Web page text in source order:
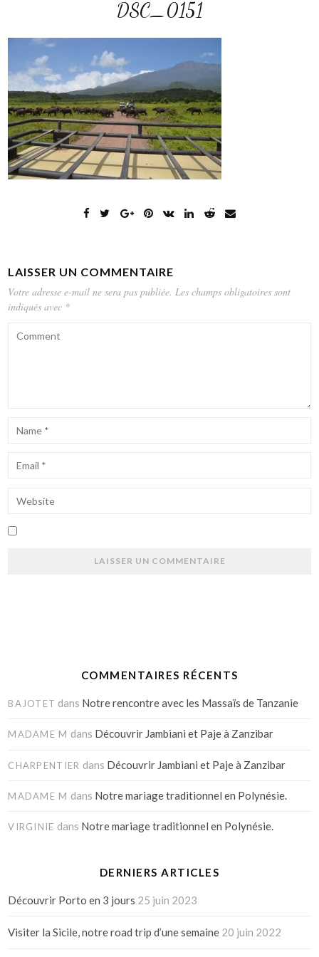
DSC_0151
LAISSER UN COMMENTAIRE
Votre adresse e-mail ne sera pas publiée. Les champs obligatoires sont
indiqués avec *
COMMENTAIRES RÉCENTS
BAJOTET dans Notre rencontre avec les Massaïs de Tanzanie
MADAME M dans Découvrir Jambiani et Paje à Zanzibar
CHARPENTIER dans Découvrir Jambiani et Paje à Zanzibar
MADAME M dans Notre mariage traditionnel en Polynésie.
VIRGINIE dans Notre mariage traditionnel en Polynésie.
DERNIERS ARTICLES
Découvrir Porto en 3 jours 25 juin 2023
Visiter la Sicile, notre road trip d’une semaine 20 juin 2022